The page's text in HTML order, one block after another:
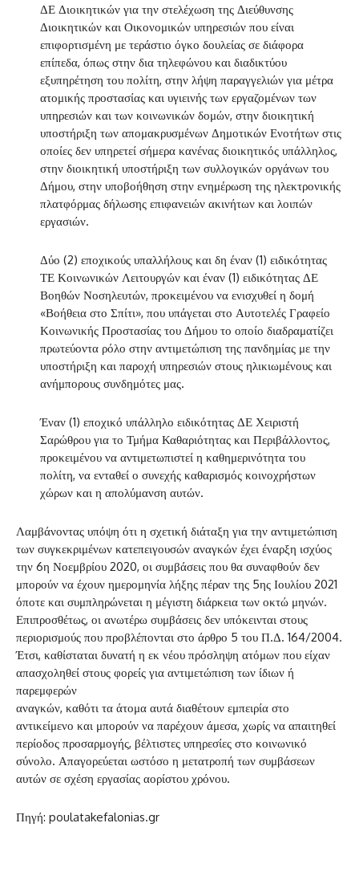
ΔΕ Διοικητικών για την στελέχωση της Διεύθυνσης
Διοικητικών και Οικονομικών υπηρεσιών που είναι
επιφορτισμένη με τεράστιο όγκο δουλείας σε διάφορα
επίπεδα, όπως στην δια τηλεφώνου και διαδικτύου
εξυπηρέτηση του πολίτη, στην λήψη παραγγελιών για μέτρα
ατομικής προστασίας και υγιεινής των εργαζομένων των
υπηρεσιών και των κοινωνικών δομών, στην διοικητική
υποστήριξη των απομακρυσμένων Δημοτικών Ενοτήτων στις
οποίες δεν υπηρετεί σήμερα κανένας διοικητικός υπάλληλος,
στην διοικητική υποστήριξη των συλλογικών οργάνων του
Δήμου, στην υποβοήθηση στην ενημέρωση της ηλεκτρονικής
πλατφόρμας δήλωσης επιφανειών ακινήτων και λοιπών
εργασιών.
Δύο (2) εποχικούς υπαλλήλους και δη έναν (1) ειδικότητας
ΤΕ Κοινωνικών Λειτουργών και έναν (1) ειδικότητας ΔΕ
Βοηθών Νοσηλευτών, προκειμένου να ενισχυθεί η δομή
«Βοήθεια στο Σπίτι», που υπάγεται στο Αυτοτελές Γραφείο
Κοινωνικής Προστασίας του Δήμου το οποίο διαδραματίζει
πρωτεύοντα ρόλο στην αντιμετώπιση της πανδημίας με την
υποστήριξη και παροχή υπηρεσιών στους ηλικιωμένους και
ανήμπορους συνδημότες μας.
Έναν (1) εποχικό υπάλληλο ειδικότητας ΔΕ Χειριστή
Σαρώθρου για το Τμήμα Καθαριότητας και Περιβάλλοντος,
προκειμένου να αντιμετωπιστεί η καθημερινότητα του
πολίτη, να ενταθεί ο συνεχής καθαρισμός κοινοχρήστων
χώρων και η απολύμανση αυτών.
Λαμβάνοντας υπόψη ότι η σχετική διάταξη για την αντιμετώπιση
των συγκεκριμένων κατεπειγουσών αναγκών έχει έναρξη ισχύος
την 6η Νοεμβρίου 2020, οι συμβάσεις που θα συναφθούν δεν
μπορούν να έχουν ημερομηνία λήξης πέραν της 5ης Ιουλίου 2021
όποτε και συμπληρώνεται η μέγιστη διάρκεια των οκτώ μηνών.
Επιπροσθέτως, οι ανωτέρω συμβάσεις δεν υπόκεινται στους
περιορισμούς που προβλέπονται στο άρθρο 5 του Π.Δ. 164/2004.
Έτσι, καθίσταται δυνατή η εκ νέου πρόσληψη ατόμων που είχαν
απασχοληθεί στους φορείς για αντιμετώπιση των ίδιων ή
παρεμφερών
αναγκών, καθότι τα άτομα αυτά διαθέτουν εμπειρία στο
αντικείμενο και μπορούν να παρέχουν άμεσα, χωρίς να απαιτηθεί
περίοδος προσαρμογής, βέλτιστες υπηρεσίες στο κοινωνικό
σύνολο. Απαγορεύεται ωστόσο η μετατροπή των συμβάσεων
αυτών σε σχέση εργασίας αορίστου χρόνου.
Πηγή: poulatakefalonias.gr